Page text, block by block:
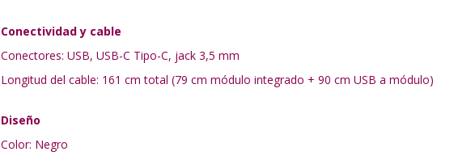
Conectividad y cable
Conectores: USB, USB-C Tipo-C, jack 3,5 mm
Longitud del cable: 161 cm total (79 cm módulo integrado + 90 cm USB a módulo)
Diseño
Color: Negro